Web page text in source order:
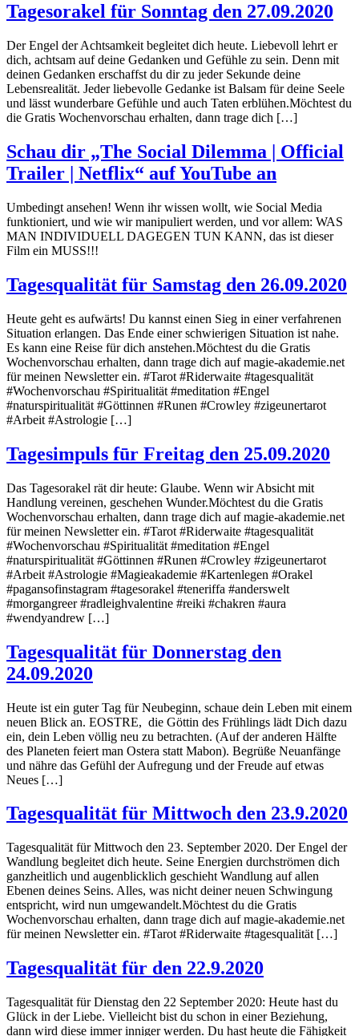
Tagesorakel für Sonntag den 27.09.2020
Der Engel der Achtsamkeit begleitet dich heute. Liebevoll lehrt er
dich, achtsam auf deine Gedanken und Gefühle zu sein. Denn mit
deinen Gedanken erschaffst du dir zu jeder Sekunde deine
Lebensrealität. Jeder liebevolle Gedanke ist Balsam für deine Seele
und lässt wunderbare Gefühle und auch Taten erblühen.Möchtest du
die Gratis Wochenvorschau erhalten, dann trage dich […]
Schau dir „The Social Dilemma | Official
Trailer | Netflix“ auf YouTube an
Umbedingt ansehen! Wenn ihr wissen wollt, wie Social Media
funktioniert, und wie wir manipuliert werden, und vor allem: WAS
MAN INDIVIDUELL DAGEGEN TUN KANN, das ist dieser
Film ein MUSS!!!
Tagesqualität für Samstag den 26.09.2020
Heute geht es aufwärts! Du kannst einen Sieg in einer verfahrenen
Situation erlangen. Das Ende einer schwierigen Situation ist nahe.
Es kann eine Reise für dich anstehen.Möchtest du die Gratis
Wochenvorschau erhalten, dann trage dich auf magie-akademie.net
für meinen Newsletter ein. #Tarot #Riderwaite #tagesqualität
#Wochenvorschau #Spiritualität #meditation #Engel
#naturspiritualität #Göttinnen #Runen #Crowley #zigeunertarot
#Arbeit #Astrologie […]
Tagesimpuls fūr Freitag den 25.09.2020
Das Tagesorakel rät dir heute: Glaube. Wenn wir Absicht mit
Handlung vereinen, geschehen Wunder.Möchtest du die Gratis
Wochenvorschau erhalten, dann trage dich auf magie-akademie.net
für meinen Newsletter ein. #Tarot #Riderwaite #tagesqualität
#Wochenvorschau #Spiritualität #meditation #Engel
#naturspiritualität #Göttinnen #Runen #Crowley #zigeunertarot
#Arbeit #Astrologie #Magieakademie #Kartenlegen #Orakel
#pagansofinstagram #tagesorakel #teneriffa #anderswelt
#morgangreer #radleighvalentine #reiki #chakren #aura
#wendyandrew […]
Tagesqualität für Donnerstag den
24.09.2020
Heute ist ein guter Tag für Neubeginn, schaue dein Leben mit einem
neuen Blick an. EOSTRE, die Göttin des Frühlings lädt Dich dazu
ein, dein Leben völlig neu zu betrachten. (Auf der anderen Hälfte
des Planeten feiert man Ostera statt Mabon). Begrüße Neuanfänge
und nähre das Gefühl der Aufregung und der Freude auf etwas
Neues […]
Tagesqualität für Mittwoch den 23.9.2020
Tagesqualität für Mittwoch den 23. September 2020. Der Engel der
Wandlung begleitet dich heute. Seine Energien durchströmen dich
ganzheitlich und augenblicklich geschieht Wandlung auf allen
Ebenen deines Seins. Alles, was nicht deiner neuen Schwingung
entspricht, wird nun umgewandelt.Möchtest du die Gratis
Wochenvorschau erhalten, dann trage dich auf magie-akademie.net
für meinen Newsletter ein. #Tarot #Riderwaite #tagesqualität […]
Tagesqualität für den 22.9.2020
Tagesqualität für Dienstag den 22 September 2020: Heute hast du
Glück in der Liebe. Vielleicht bist du schon in einer Beziehung,
dann wird diese immer inniger werden. Du hast heute die Fähigkeit